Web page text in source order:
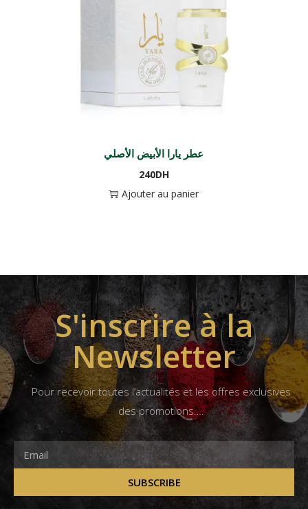
عطر يارا الأبيض الأصلي
240DH
Ajouter au panier
S'inscrire à la
Newsletter
Pour recevoir toutes l’actualités et les offres exclusives
des promotions….
SUBSCRIBE